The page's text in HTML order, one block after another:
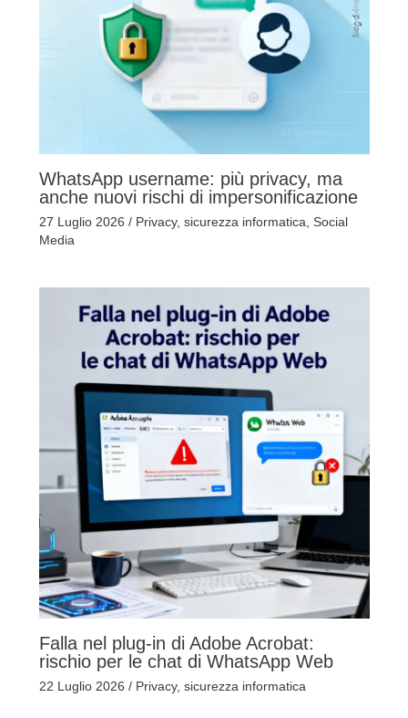
WhatsApp username: più privacy, ma
anche nuovi rischi di impersonificazione
27 Luglio 2026 / Privacy, sicurezza informatica
Social
Media
Falla nel plug-in di Adobe Acrobat:
rischio per le chat di WhatsApp Web
22 Luglio 2026 / Privacy, sicurezza informatica